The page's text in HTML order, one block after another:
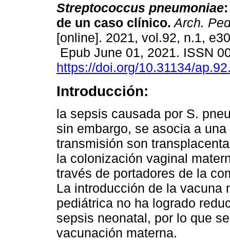
Streptococcus pneumoniae
de un caso clínico. Arch.
[online]. 2021, vol.92, n.1,
Epub June 01, 2021. ISSN
https://doi.org/10.31134/
Introducción:
la sepsis causada por S.
sin embargo, se asocia a
transmisión son
la colonización vaginal
través de portadores de la
La introducción de la vacuna
pediátrica no ha logrado
sepsis neonatal, por lo que
vacunación materna.